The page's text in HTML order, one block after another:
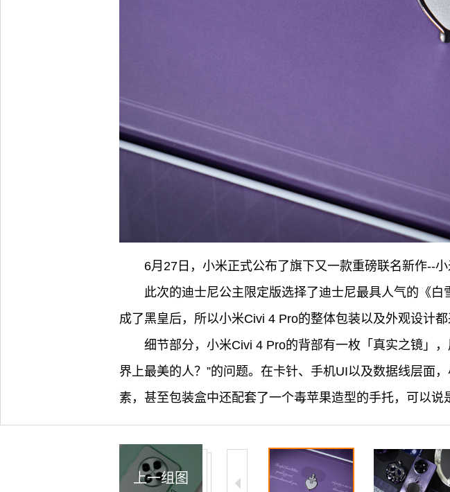
6月27日，小米正式公布了旗下又一款重磅联名新作--
此次的迪士尼公主限定版选择了迪士尼最具人气的《
成了黑皇后，所以小米Civi 4 Pro的整体包装以及外观设计
细节部分，小米Civi 4 Pro的背部有一枚「真实之镜」
界上最美的人？”的问题。在卡针、手机UI以及数据线层面
素，甚至包装盒中还配套了一个毒苹果造型的手托，可以说
上一组图